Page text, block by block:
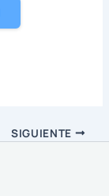
SIGUIENTE